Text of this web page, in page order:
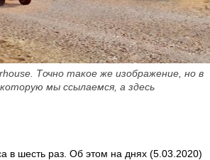
Точно такое же изображение, но в
мы ссылаемся, а здесь
в шесть раз. Об этом на днях (5.03.2020)